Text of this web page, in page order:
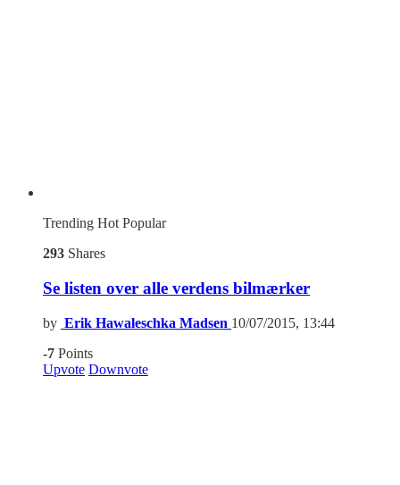
Trending HotPopular
293 Shares
Se listen over alle verdens bilmærker
by Erik Hawaleschka Madsen 10/07/2015, 13:44
-7 Points
Upvote Downvote